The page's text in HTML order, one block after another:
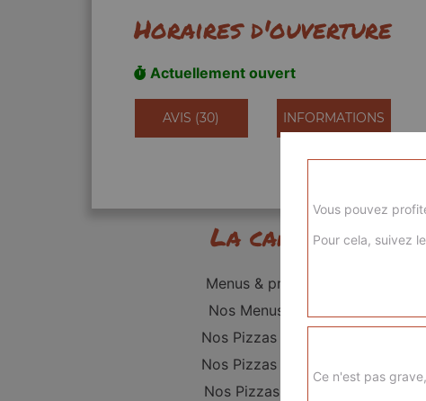
Horaires d'ouverture
Actuellement ouvert
AVIS (30) INFORMATIONS
La carte
Menus & promos
Nos Menus kids
Nos Pizzas Junior
Nos Pizzas Sénior
Nos Pizzas Méga
Vous pouvez
Pour cela, suivez
Ce n'est pas